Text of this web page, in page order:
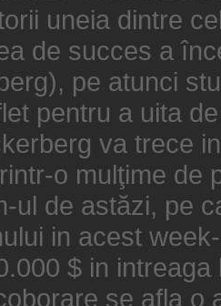
uneia dintre
de succes a
pe atunci
pentru a uita
va trece
o mulţime de
ul de astăzi, pe
in acest
$ in
se afla o